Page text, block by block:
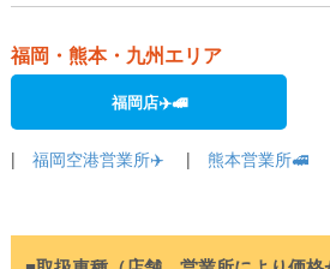
福岡・熊本・九州エリア
福岡店✈️🚅
| 福岡空港営業所✈️ | 熊本営業所🚅